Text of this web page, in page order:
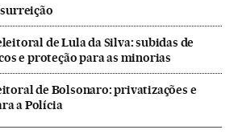
de Lula da Silva: subidas de
e proteção para as minorias
de Bolsonaro: privatizações e
a Polícia